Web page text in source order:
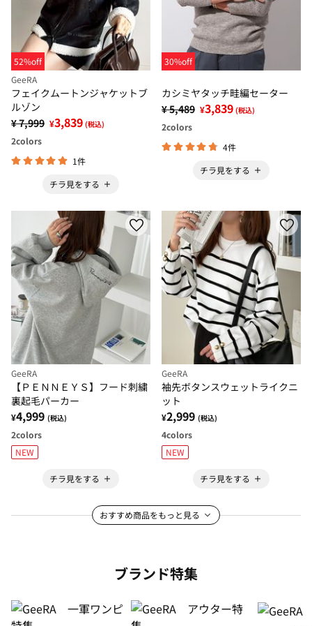
52%off
GeeRA
フェイクムートンジャケットブ
ルゾン
¥ 7,999 ¥3,839 (税込)
2colors
1件
チラ見をする
30%off
カシミヤタッチ畦編セーター
¥ 5,489 ¥3,839 (税込)
2colors
4件
チラ見をする
GeeRA
【ＰＥＮＮＥＹＳ】フード刺繍
裏起毛パーカー
¥4,999 (税込)
2colors
NEW
チラ見をする
GeeRA
袖先ボタンスウェットライクニ
ット
¥2,999 (税込)
4colors
NEW
チラ見をする
おすすめ商品をもっと見る
ブランド特集